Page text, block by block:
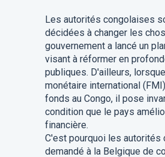
Les autorités congolaises
décidées à changer les
gouvernement a lancé un
visant à réformer en
publiques. D'ailleurs,
monétaire international
fonds au Congo, il pose
condition que le pays
financière.
C'est pourquoi les autorités
demandé à la Belgique de